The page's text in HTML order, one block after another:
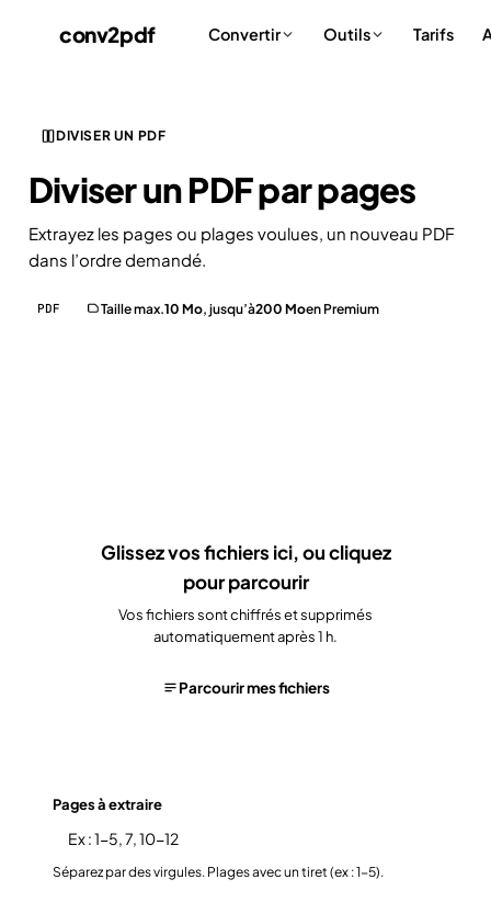
conv2pdf Convertir Outils Tarifs
DIVISER UN PDF
Diviser un PDF parpages
Extrayez les pages ou plages voulues, un nouveau PDF
dans l’ordre demandé.
PDF Taille max.10 Mo, jusqu’à200 Moen Premium
Glissez vos fichiers ici, oucliquez
pour parcourir
Vos fichiers sont chiffrés et supprimés
automatiquement après 1 h.
Parcourir mes fichiers
Pages à extraire
Séparez par des virgules. Plages avec un tiret (ex : 1-5).